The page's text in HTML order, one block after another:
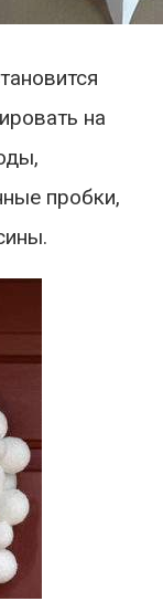
на
пробки,